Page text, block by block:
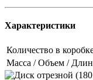
Характеристики
Количество в
Масса / Объем /